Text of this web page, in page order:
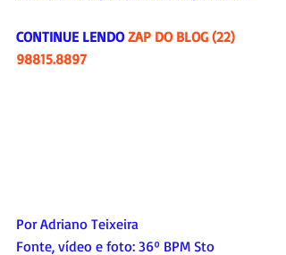
CONTINUE LENDO ZAP DO BLOG (22)
98815.8897
Por Adriano Teixeira
Fonte, vídeo e foto: 36º BPM Sto